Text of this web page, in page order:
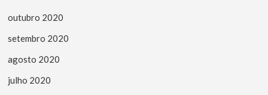
outubro 2020
setembro 2020
agosto 2020
julho 2020